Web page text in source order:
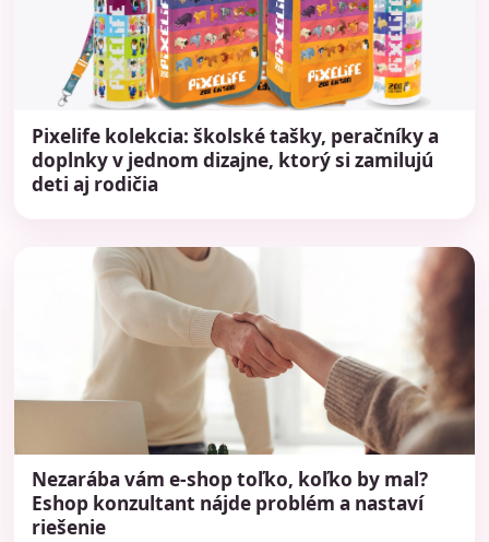
Pixelife kolekcia: školské tašky, peračníky a
doplnky v jednom dizajne, ktorý si zamilujú
deti aj rodičia
Nezarába vám e-shop toľko, koľko by mal?
Eshop konzultant nájde problém a nastaví
riešenie